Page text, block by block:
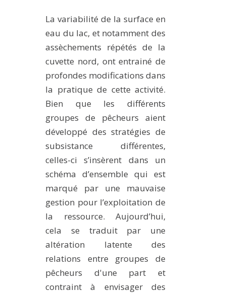
La variabilité de la surface en
eau du lac, et notamment des
assèchements répétés de la
cuvette nord, ont entrainé de
profondes modifications dans
la pratique de cette activité.
Bien que les différents
groupes de pêcheurs aient
développé des stratégies de
subsistance différentes,
celles-ci s’insèrent dans un
schéma d’ensemble qui est
marqué par une mauvaise
gestion pour l’exploitation de
la ressource. Aujourd’hui,
cela se traduit par une
altération latente des
relations entre groupes de
pêcheurs d'une part et
contraint à envisager des